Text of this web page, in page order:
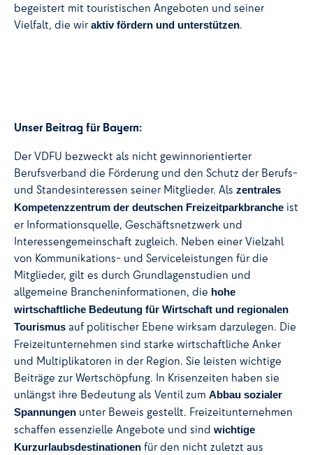
begeistert mit touristischen Angeboten und seiner
Vielfalt, die wir aktiv fördern und unterstützen.
Unser Beitrag für Bayern:
Der VDFU bezweckt als nicht gewinnorientierter
Berufsverband die Förderung und den Schutz der Berufs-
und Standesinteressen seiner Mitglieder. Als zentrales
Kompetenzzentrum der deutschen Freizeitparkbranche ist
er Informationsquelle, Geschäftsnetzwerk und
Interessengemeinschaft zugleich. Neben einer Vielzahl
von Kommunikations- und Serviceleistungen für die
Mitglieder, gilt es durch Grundlagenstudien und
allgemeine Brancheninformationen, die hohe
wirtschaftliche Bedeutung für Wirtschaft und regionalen
Tourismus auf politischer Ebene wirksam darzulegen. Die
Freizeitunternehmen sind starke wirtschaftliche Anker
und Multiplikatoren in der Region. Sie leisten wichtige
Beiträge zur Wertschöpfung. In Krisenzeiten haben sie
unlängst ihre Bedeutung als Ventil zum Abbau sozialer
Spannungen unter Beweis gestellt. Freizeitunternehmen
schaffen essenzielle Angebote und sind wichtige
Kurzurlaubsdestinationen für den nicht zuletzt aus